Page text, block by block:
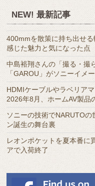
ー
カ
イ
ブ
NEW! 最新記事
400mmを散策に持ち出せ
感じた魅力と気になった点
中島裕翔さんの「撮る・撮
「GAROU」がソニーイメ
HDMIケーブルやラベリア
2026年8月、ホームAV製品
ソニーの技術でNARUTO
ン誕生の舞台裏
レオンポケットを夏本番に
アで入荷終了